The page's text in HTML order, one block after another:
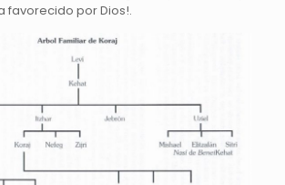
favorecido por Dios!.